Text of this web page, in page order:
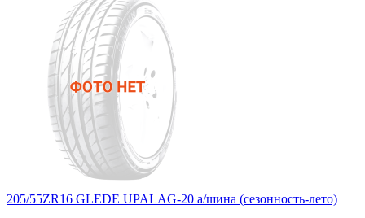
205/55ZR16 GLEDE UPALAG-20 а/шина (сезонность-лето)